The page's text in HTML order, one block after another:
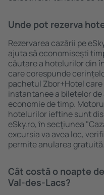
Unde pot rezerva
Rezervarea cazării pe
ajuta să economiseşti
căutare a hotelurilor din
care corespunde
pachetul Zbor+Hotel
instantanee a biletelor
economie de timp.
hotelurilor ieftine sunt
eSky.ro, ȋn secţiunea
excursia va avea loc,
permite anularea gratuită.
Cât costă o noapte
Val-des-Lacs?